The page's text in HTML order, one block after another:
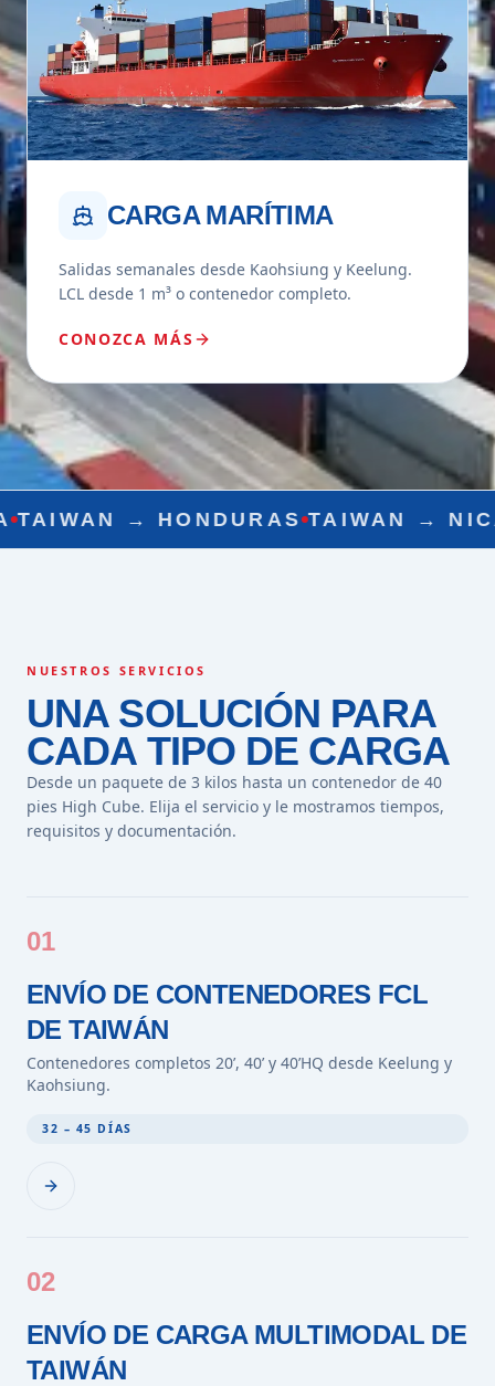
CARGA MARÍTIMA
Salidas semanales desde Kaohsiung y Keelung.
LCL desde 1 m³ o contenedor completo.
CONOZCA MÁS
HONDURAS TAIWAN →NICARAGUA
NUESTROS SERVICIOS
UNA SOLUCIÓN PARA
CADA TIPO DE CARGA
Desde un paquete de 3 kilos hasta un contenedor de 40
pies High Cube. Elija el servicio y le mostramos tiempos,
requisitos y documentación.
01
ENVÍO DE CONTENEDORES FCL
DE TAIWÁN
Contenedores completos 20’, 40’ y 40’HQ desde Keelung y
Kaohsiung.
32 – 45 DÍAS
02
ENVÍO DE CARGA MULTIMODAL DE
TAIWÁN